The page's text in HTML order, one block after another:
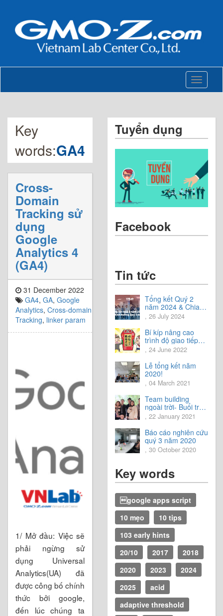
Toggle
Key
words:GA4
Cross-
Domain
Tracking sử
dụng
Google
Analytics 4
(GA4)
31 December 2022
GA4, GA, Google
Analytics, Cross-domain
Tracking, linker param
1/ Mở đầu: Việc sẽ
phải ngừng sử
dụng Universal
Analytics(UA) đã
được công bố chính
thức bởi google,
đến lúc chúng ta
Tuyển dụng
Facebook
Tin tức
Tổng kết Quý 2
năm 2024 & Chia
sẻ định hướng Quý
3 năm 2024
, 26 July 2024
Bí kíp nâng cao
trình độ giao tiếp
tiếng Nhật.
, 24 June 2022
Lễ tổng kết năm
2020!
, 04 March 2021
Team building
ngoài trời- Buổi trải
nghiệm tuyệt vời.
, 22 January 2021
Báo cáo nghiên cứu
quý 3 năm 2020
, 30 October 2020
Key words
google apps script
10 mẹo
10 tips
103 early hints
20/10
2017
2018
2020
2023
2024
2025
acid
adaptive threshold